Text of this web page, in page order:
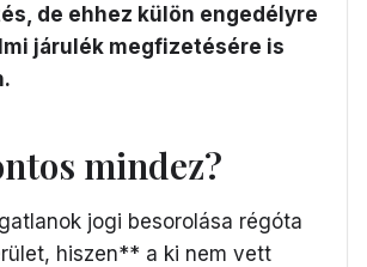
de ehhez külön engedélyre
járulék megfizetésére is
mindez?
jogi besorolása régóta
hiszen** a ki nem vett